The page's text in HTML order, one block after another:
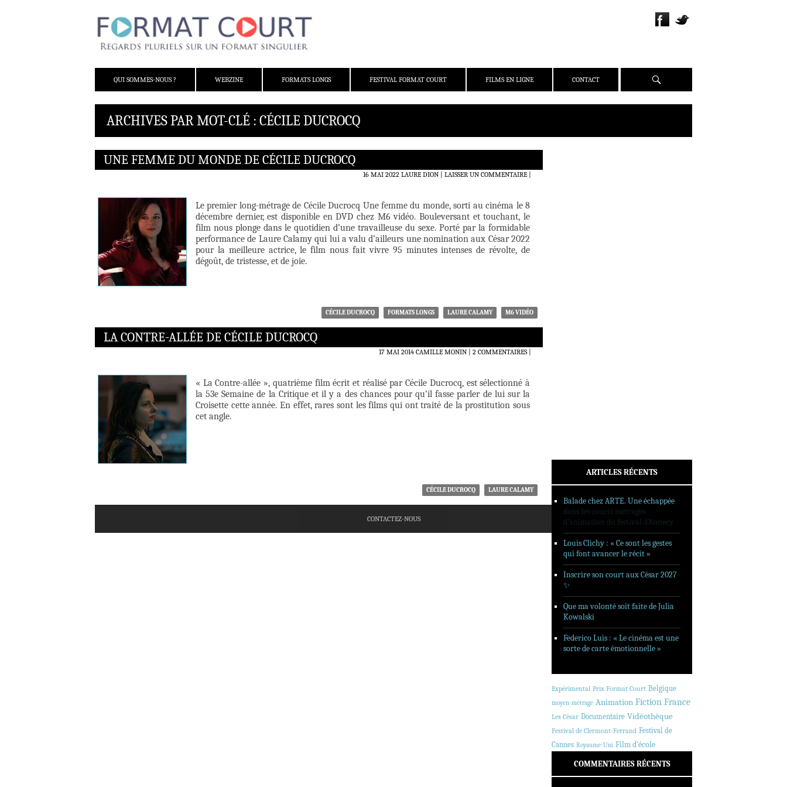
QUI SOMMES-NOUS ?
WEBZINE FORMATS LONGS FESTIVAL FORMAT COURT FILMS EN LIGNE CONTACT Recherche
ARCHIVES PAR MOT-CLÉ : CÉCILE DUCROCQ
UNE FEMME DU MONDE DE CÉCILE DUCROCQ
16 MAI 2022 LAURE DION LAISSER UN COMMENTAIRE|
Le premier long-métrage de Cécile Ducrocq Une femme du monde, sorti au cinéma le 8
décembre dernier, est disponible en DVD chez M6 vidéo. Bouleversant et touchant, le
film nous plonge dans le quotidien d’une travailleuse du sexe. Porté par la formidable
performance de Laure Calamy qui lui a valu d’ailleurs une nomination aux César 2022
pour la meilleure actrice, le film nous fait vivre 95 minutes intenses de révolte, de
dégoût, de tristesse, et de joie.
CÉCILE DUCROCQ FORMATS LONGS LAURE CALAMY M6 VIDÉO
LA CONTRE-ALLÉE DE CÉCILE DUCROCQ
17 MAI 2014 CAMILLE MONIN 2 COMMENTAIRES|
« La Contre-allée », quatrième film écrit et réalisé par Cécile Ducrocq, est sélectionné à
la 53e Semaine de la Critique et il y a des chances pour qu’il fasse parler de lui sur la
Croisette cette année. En effet, rares sont les films qui ont traité de la prostitution sous
cet angle.
CÉCILE DUCROCQ LAURE CALAMY
ARTICLES RÉCENTS
Balade chez ARTE. Une échappée
dans les courts métrages
d’animation du festival d’Annecy
Louis Clichy : « Ce sont les gestes
qui font avancer le récit »
Inscrire son court aux César 2027
✨
Que ma volonté soit faite de Julia
Kowalski
Federico Luis : « Le cinéma est une
sorte de carte émotionnelle »
Expérimental Prix Format Court Belgique
moyen-métrage Animation Fiction France
Les César Documentaire Vidéothèque
Festival de Clermont-Ferrand Festival de
Cannes Royaume-Uni Film d'école
COMMENTAIRES RÉCENTS
CONTACTEZ-NOUS